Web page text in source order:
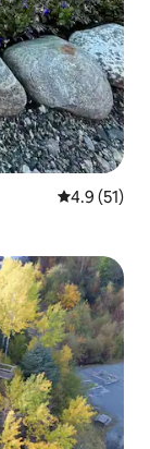
คะแนนเฉลี่ย
4.9 (51)